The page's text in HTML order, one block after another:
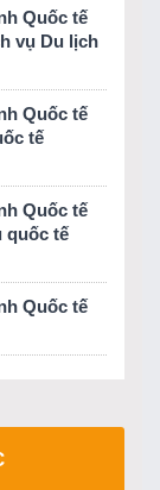
Quốc tế
vụ Du lịch
Quốc tế
tế
Quốc tế
quốc tế
Quốc tế